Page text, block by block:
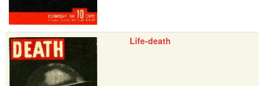
Life-death